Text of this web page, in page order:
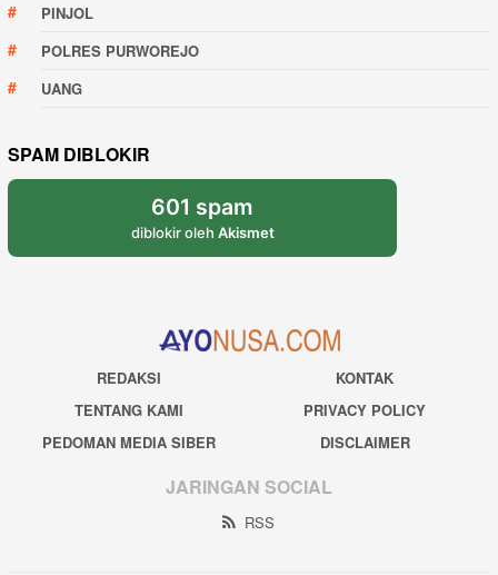
PINJOL
POLRES PURWOREJO
UANG
SPAM DIBLOKIR
601 spam
diblokir oleh Akismet
REDAKSI
KONTAK
TENTANG KAMI
PRIVACY POLICY
PEDOMAN MEDIA SIBER
DISCLAIMER
JARINGAN SOCIAL
RSS